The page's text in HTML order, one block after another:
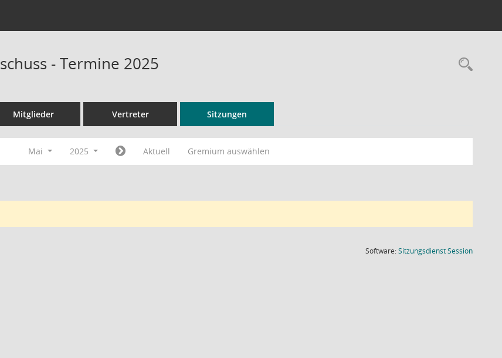
- Termine 2025
Mitglieder Vertreter Sitzungen
Mai 2025 Aktuell Gremium auswählen
Software:SitzungsdienstSession(Wird in